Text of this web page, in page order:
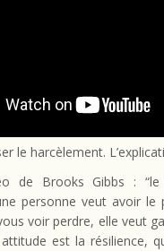
le harcèlement.
de Brooks Gibbs :
personne veut avoir le
voir perdre, elle veut
est la résilience,